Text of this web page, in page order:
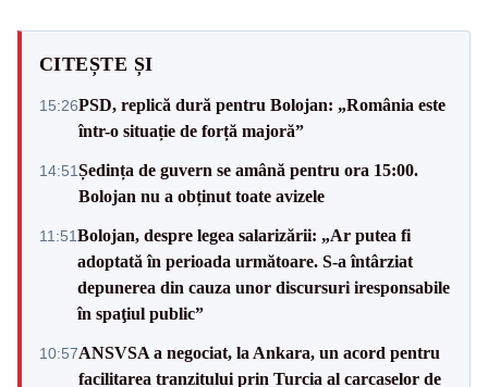
CITEȘTE ȘI
15:26PSD, replică dură pentru Bolojan: „România este
într-o situație de forță majoră”
14:51Ședința de guvern se amână pentru ora 15:00.
Bolojan nu a obținut toate avizele
11:51Bolojan, despre legea salarizării: „Ar putea fi
adoptată în perioada următoare. S-a întârziat
depunerea din cauza unor discursuri iresponsabile
în spaţiul public”
10:57ANSVSA a negociat, la Ankara, un acord pentru
facilitarea tranzitului prin Turcia al carcaselor de